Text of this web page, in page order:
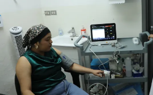
RELATED TOPICS: ALIANZA F.C.
CLUB
ESTADIO CUSCATLAN
UP NEXT
VIDEO | Hombre «resucita» en pleno
atónitos a los presentes
DON'T MISS
Microsoft anuncia acuerdo con Musk
chatbot de IA